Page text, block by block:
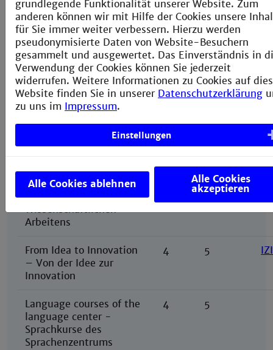
Alternative Courses -
in German
Allgemeine
Betriebswirtschaftslehre
4 5
Engineer as
independent
Unternehmer(winter
4 5
Methods of scientific
work –Methoden
Wissenschaftlichen
Arbeitens
5
From Idea to Innovation
–Von der Idee zur
Innovation
4 5 IZI
Language courses of the
language center -
Sprachkurse des
Sprachenzentrums
4 5
grundlegende Funktionalität unserer Website. Zum
anderen können wir mit Hilfe der Cookies unsere
für Sie immer weiter verbessern. Hierzu werden
pseudonymisierte Daten von Website-Besuchern
gesammelt und ausgewertet. Das Einverständnis in
Verwendung der Cookies können Sie jederzeit
widerrufen. Weitere Informationen zu Cookies auf
Website finden Sie in unserer Datenschutzerklärung
zu uns im Impressum.
Einstellungen
Alle Cookies ablehnen Alle Cookies
akzeptieren